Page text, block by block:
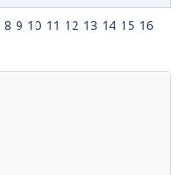
8 9 10 11 12 13 14 15 16